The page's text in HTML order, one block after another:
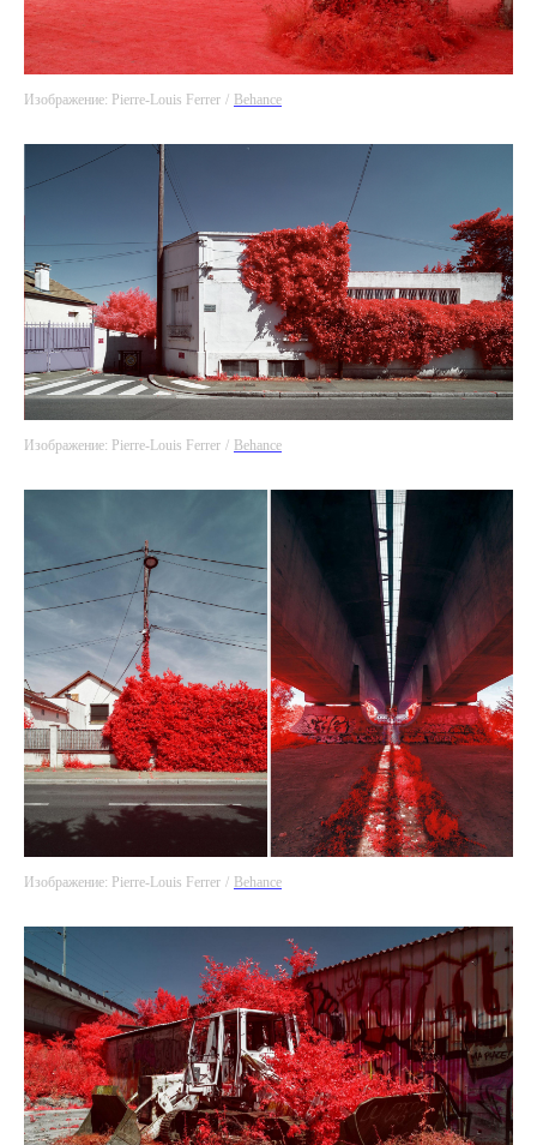
Изображение: Pierre-Louis Ferrer / Behance
Изображение: Pierre-Louis Ferrer / Behance
Изображение: Pierre-Louis Ferrer / Behance